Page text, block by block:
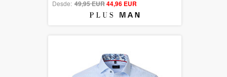
out of 5
Desde: 49,95 EUR44,96 EUR